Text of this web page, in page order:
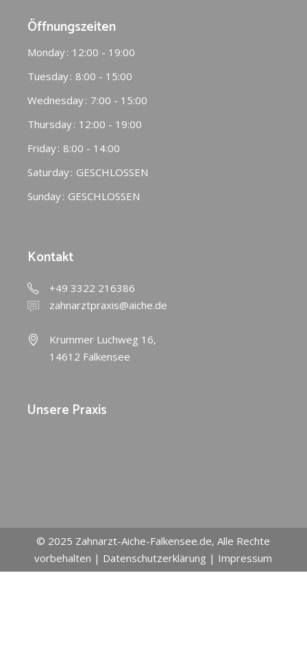
Öffnungszeiten
Monday 12:00 - 19:00
Tuesday 8:00 - 15:00
Wednesday 7:00 - 15:00
Thursday 12:00 - 19:00
Friday 8:00 - 14:00
Saturday GESCHLOSSEN
Sunday GESCHLOSSEN
Kontakt
+49 3322 216386
zahnarztpraxis@aiche.de
Krummer Luchweg 16,
14612 Falkensee
Unsere Praxis
© 2025 Zahnarzt-Aiche-Falkensee.de, Alle Rechte
vorbehalten | Datenschutzerklärung | Impressum